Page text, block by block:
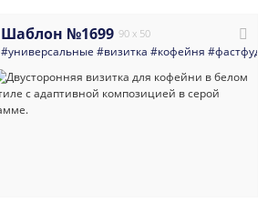
Шаблон №1699 90 x 50
#универсальные #визитка #кофейня #фастфуд